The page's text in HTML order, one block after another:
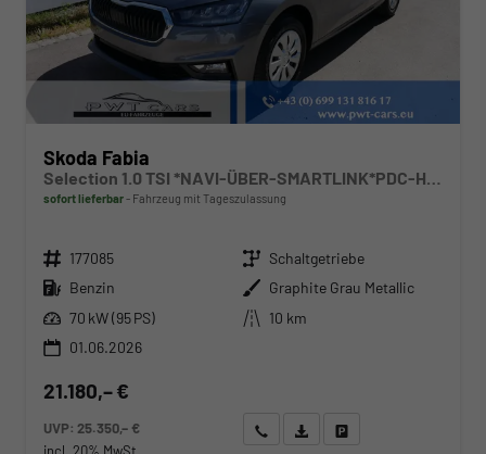
Skoda Fabia
Selection 1.0 TSI *NAVI-ÜBER-SMARTLINK*PDC-HI*LED*SHZ*KLIMA*RADIO
sofort lieferbar Fahrzeug mit Tageszulassung
Fahrzeugnr. 177085 Getriebe Schaltgetriebe
Kraftstoff Benzin Außenfarbe Graphite Grau Metallic
Leistung 70 kW (95 PS) Kilometerstand
10 km
01.06.2026
21.180,– €
UVP:25.350,– €
Wir rufen Sie anAngebot drucken (PDF)